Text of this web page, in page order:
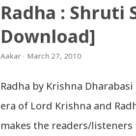
इन्टरनेटमा भेटिएका गितहरुलाई
। तपाई यदि यी गित संगितको सर्जक
गराउनुहोला । फेरी एकपटक शुभ
Radha : Shruti
Download]
Aakar March 27, 2010
Radha by Krishna
era of Lord Krishna and
makes the readers/